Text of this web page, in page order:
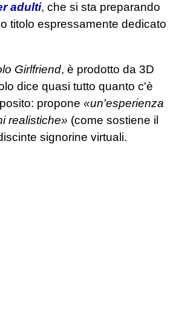
adulti, che si sta preparando
titolo espressamente dedicato
Girlfriend, è prodotto da 3D
dice quasi tutto quanto c'è
propone «un'esperienza
realistiche» (come sostiene il
signorine virtuali.